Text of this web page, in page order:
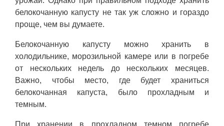
белокочанную капусту не так уж сложно и гораздо
проще, чем вы думаете.
Белокочанную капусту можно хранить в
холодильнике, морозильной камере или в погребе
от нескольких недель до нескольких месяцев.
Важно, чтобы место, где будет храниться
белокочанная капуста, было прохладным и
темным.
При хранении в прохладном темном погребе